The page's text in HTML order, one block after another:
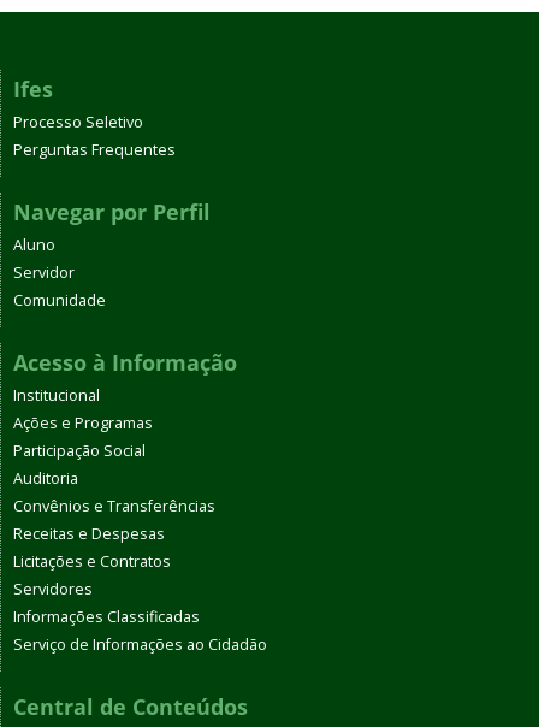
Ifes
Processo Seletivo
Perguntas Frequentes
Navegar por Perfil
Aluno
Servidor
Comunidade
Acesso à Informação
Institucional
Ações e Programas
Participação Social
Auditoria
Convênios e Transferências
Receitas e Despesas
Licitações e Contratos
Servidores
Informações Classificadas
Serviço de Informações ao Cidadão
Central de Conteúdos